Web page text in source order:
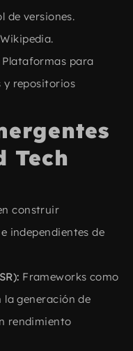
de versiones.
.
Plataformas para
y repositorios
Tech
construir
independientes de
Frameworks como
la generación de
rendimiento